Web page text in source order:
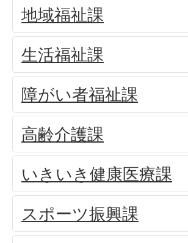
地域福祉課
生活福祉課
障がい者福祉課
高齢介護課
いきいき健康医療課
スポーツ振興課